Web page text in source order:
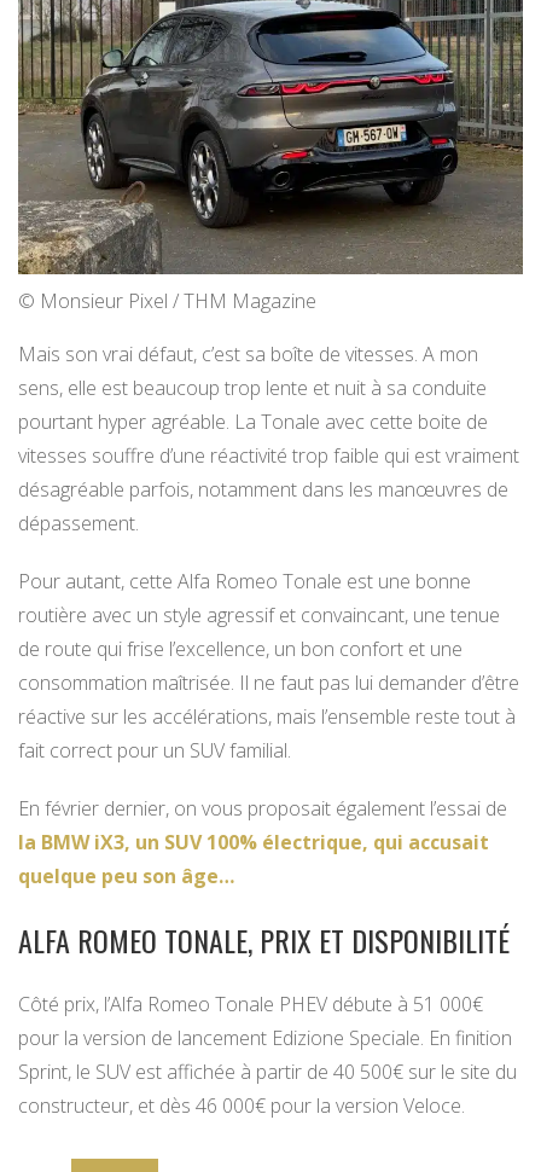
© Monsieur Pixel / THM Magazine
Mais son vrai défaut, c’est sa boîte de vitesses. A mon
sens, elle est beaucoup trop lente et nuit à sa conduite
pourtant hyper agréable. La Tonale avec cette boite de
vitesses souffre d’une réactivité trop faible qui est vraiment
désagréable parfois, notamment dans les manœuvres de
dépassement.
Pour autant, cette Alfa Romeo Tonale est une bonne
routière avec un style agressif et convaincant, une tenue
de route qui frise l’excellence, un bon confort et une
consommation maîtrisée. Il ne faut pas lui demander d’être
réactive sur les accélérations, mais l’ensemble reste tout à
fait correct pour un SUV familial.
En février dernier, on vous proposait également l’essai de
la BMW iX3, un SUV 100% électrique, qui accusait
quelque peu son âge…
ALFA ROMEO TONALE, PRIX ET DISPONIBILITÉ
Côté prix, l’Alfa Romeo Tonale PHEV débute à 51 000€
pour la version de lancement Edizione Speciale. En finition
Sprint, le SUV est affichée à partir de 40 500€ sur le site du
constructeur, et dès 46 000€ pour la version Veloce.